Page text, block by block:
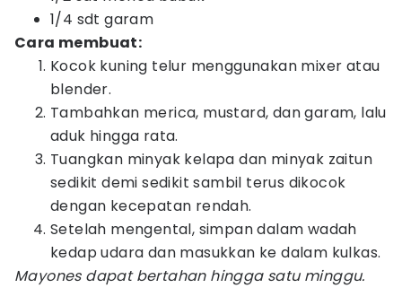
1/4 sdt garam
Cara membuat:
Kocok kuning telur menggunakan mixer atau
blender.
Tambahkan merica, mustard, dan garam, lalu
aduk hingga rata.
Tuangkan minyak kelapa dan minyak zaitun
sedikit demi sedikit sambil terus dikocok
dengan kecepatan rendah.
Setelah mengental, simpan dalam wadah
kedap udara dan masukkan ke dalam kulkas.
Mayones dapat bertahan hingga satu minggu.